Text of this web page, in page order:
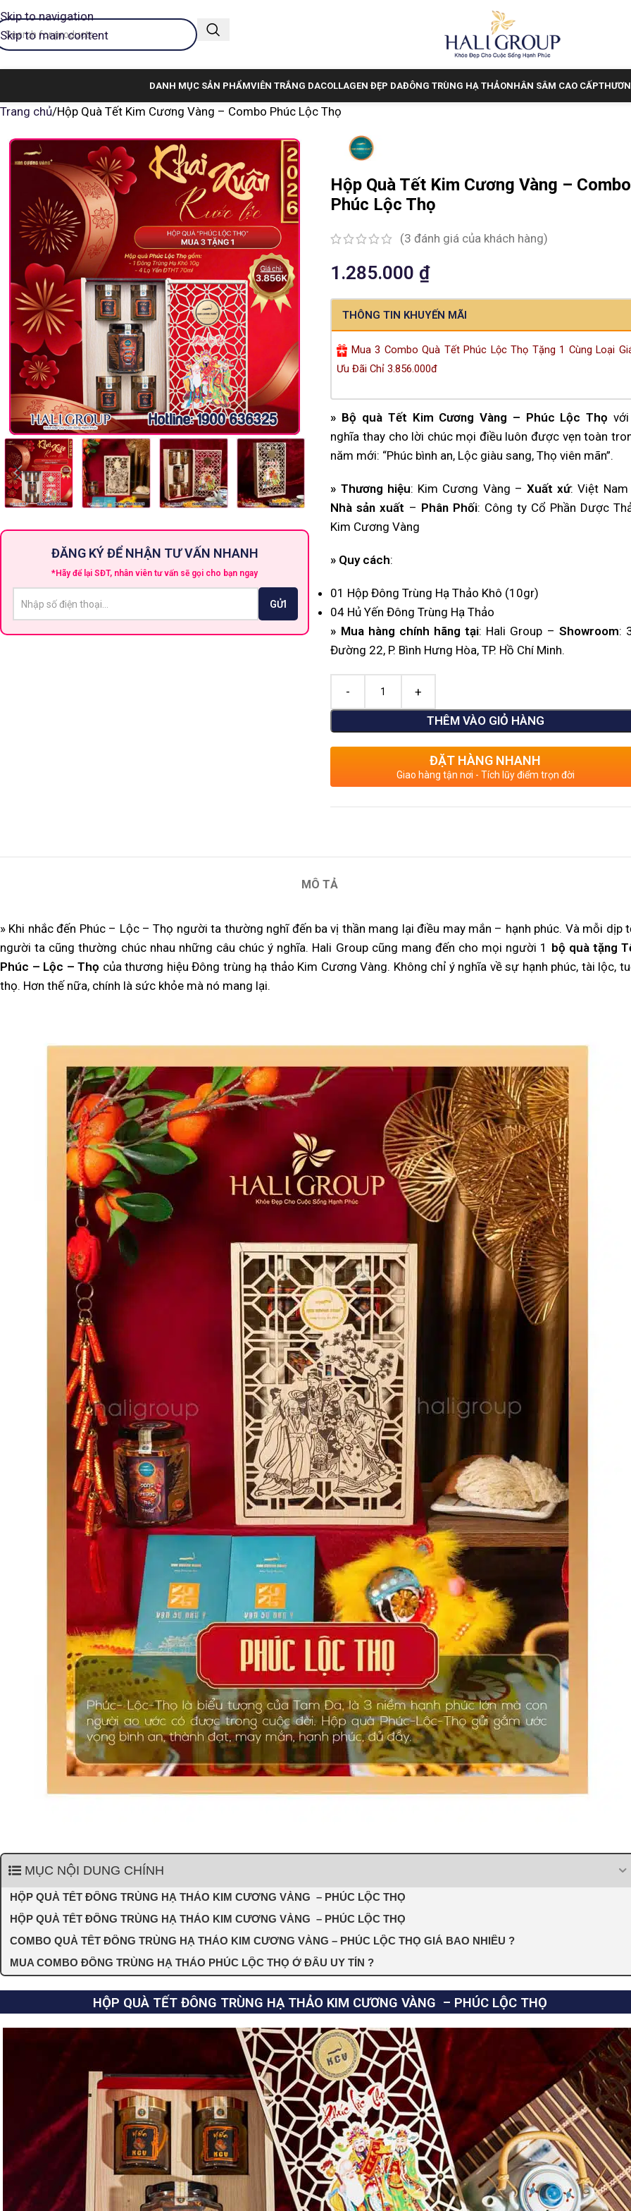
Skip to navigation
Skip to main content
DANH MỤC SẢN PHẨMVIÊN TRẮNG DACOLLAGEN ĐẸP DAĐÔNG TRÙNG HẠ THẢONHÂN SÂM CAO CẤP
Trang chủ Hộp Quà Tết Kim Cương Vàng – Combo Phúc Lộc Thọ
ĐĂNG KÝ ĐỂ NHẬN TƯ VẤN NHANH
*Hãy để lại SĐT, nhân viên tư vấn sẽ gọi cho bạn ngay
Hộp Quà Tết Kim Cương Vàng – Combo
Phúc Lộc Thọ
(3 đánh giá của khách hàng)
1.285.000 ₫
THÔNG TIN KHUYẾN MÃI
Mua 3 Combo Quà Tết Phúc Lộc Thọ Tặng 1 Cùng Loại
Ưu Đãi Chỉ 3.856.000đ
» Bộ quà Tết Kim Cương Vàng – Phúc Lộc Thọ
nghĩa thay cho lời chúc mọi điều luôn được vẹn toàn
năm mới: “Phúc bình an, Lộc giàu sang, Thọ viên mãn”.
» Thương hiệu: Kim Cương Vàng – Xuất xứ: Việt Nam
Nhà sản xuất – Phân Phối: Công ty Cổ Phần Dược
Kim Cương Vàng
» Quy cách:
01 Hộp Đông Trùng Hạ Thảo Khô (10gr)
04 Hủ Yến Đông Trùng Hạ Thảo
» Mua hàng chính hãng tại: Hali Group – Showroom:
Đường 22, P. Bình Hưng Hòa, TP. Hồ Chí Minh.
THÊM VÀO GIỎ HÀNG
ĐẶT HÀNG NHANH
Giao hàng tận nơi - Tích lũy điểm trọn đời
MÔ TẢ
» Khi nhắc đến Phúc – Lộc – Thọ người ta thường nghĩ đến ba vị thần mang lại điều may mắn – hạnh phúc. Và mỗi dịp
người ta cũng thường chúc nhau những câu chúc ý nghĩa. Hali Group cũng mang đến cho mọi người 1 bộ quà tặng
Phúc – Lộc – Thọ của thương hiệu Đông trùng hạ thảo Kim Cương Vàng. Không chỉ ý nghĩa về sự hạnh phúc, tài lộc,
thọ. Hơn thế nữa, chính là sức khỏe mà nó mang lại.
MỤC NỘI DUNG CHÍNH
HỘP QUÀ TẾT ĐÔNG TRÙNG HẠ THẢO KIM CƯƠNG VÀNG – PHÚC LỘC THỌ
HỘP QUÀ TẾT ĐÔNG TRÙNG HẠ THẢO KIM CƯƠNG VÀNG – PHÚC LỘC THỌ
COMBO QUÀ TẾT ĐÔNG TRÙNG HẠ THẢO KIM CƯƠNG VÀNG – PHÚC LỘC THỌ GIÁ BAO NHIÊU ?
MUA COMBO ĐÔNG TRÙNG HẠ THẢO PHÚC LỘC THỌ Ở ĐÂU UY TÍN ?
HỘP QUÀ TẾT ĐÔNG TRÙNG HẠ THẢO KIM CƯƠNG VÀNG – PHÚC LỘC THỌ